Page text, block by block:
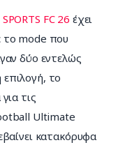
SPORTS FC 26 έχει
το mode που
δύο εντελώς
το
τις
Ultimate
κατακόρυφα